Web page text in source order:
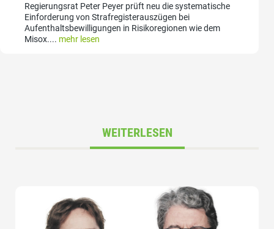
Regierungsrat Peter Peyer prüft neu die systematische
Einforderung von Strafregisterauszügen bei
Aufenthaltsbewilligungen in Risikoregionen wie dem
Misox.... mehr lesen
WEITERLESEN